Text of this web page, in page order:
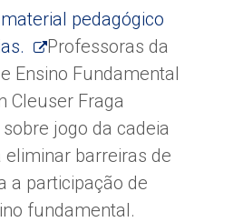
pedagógico
Professoras da
Ensino Fundamental
Cleuser Fraga
jogo da cadeia
barreiras de
a participação de
fundamental.